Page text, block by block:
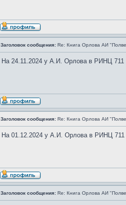
Заголовок сообщения: Re: Книга Орлова АИ
На 24.11.2024 у А.И. Орлова в РИНЦ 711
Заголовок сообщения: Re: Книга Орлова АИ
На 01.12.2024 у А.И. Орлова в РИНЦ 711
Заголовок сообщения: Re: Книга Орлова АИ